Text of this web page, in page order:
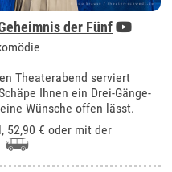
der Fünf
Theaterabend serviert
Ihnen ein Drei-Gänge-
Wünsche offen lässt.
, 52,90 € oder mit der